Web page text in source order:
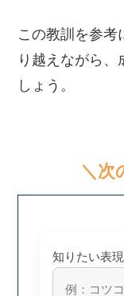
この教訓を参考
り越えながら、
しょう。
＼次
知りたい表